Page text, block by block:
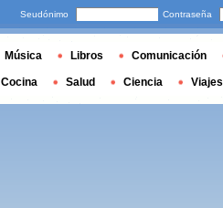
Seudónimo Contraseña
Música Libros Comunicación
Cocina Salud Ciencia Viajes